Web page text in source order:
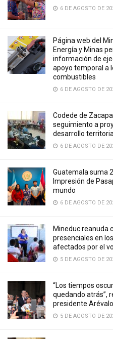
6 DE AGOSTO DE
Página web del
Energía y Minas
información de
apoyo temporal a
combustibles
6 DE AGOSTO DE
Codede de
seguimiento a
desarrollo territorial
6 DE AGOSTO DE
Guatemala suma
Impresión de
mundo
6 DE AGOSTO DE
Mineduc reanuda
presenciales en
afectados por el
5 DE AGOSTO DE
“Los tiempos
quedando atrás”,
presidente Arévalo
5 DE AGOSTO DE